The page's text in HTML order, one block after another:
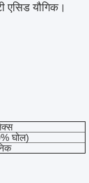
एसिड यौगिक।
घोल)